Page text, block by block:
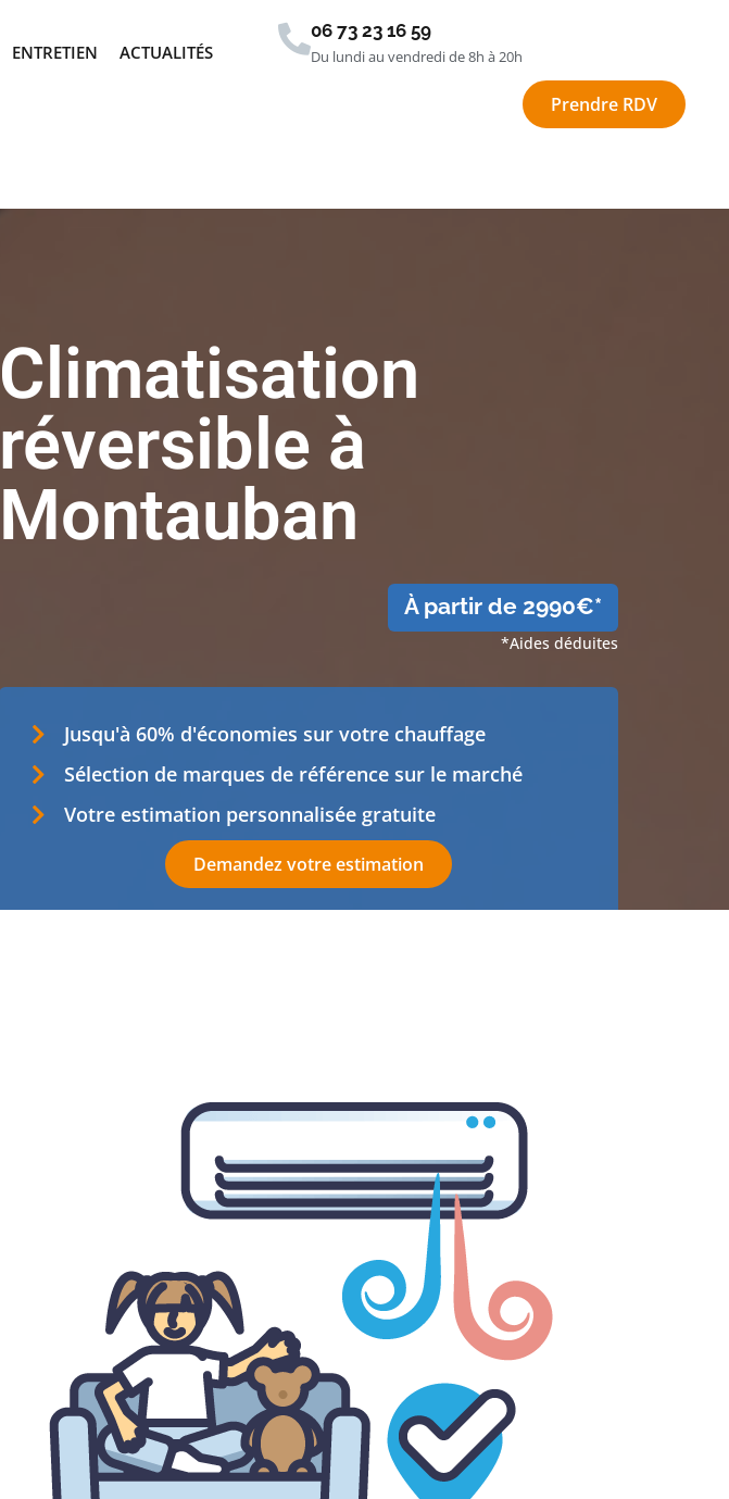
ENTRETIEN ACTUALITÉS
06 73 23 16 59
Du lundi au vendredi de 8h à 20h
Prendre RDV
Climatisation
réversible à
Montauban
À partir de 2990€*
*Aides déduites
Jusqu'à 60% d'économies sur votre chauffage
Sélection de marques de référence sur le marché
Votre estimation personnalisée gratuite
Demandez votre estimation